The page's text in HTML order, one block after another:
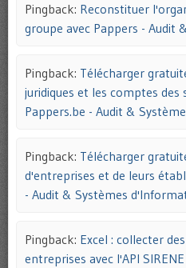
Pingback: Reconstituer
groupe avec Pappers - Audit
Pingback: Télécharger
juridiques et les comptes des
Pappers.be - Audit &
Pingback: Télécharger
d'entreprises et de leurs
- Audit & Systèmes
Pingback: Excel : collecter
entreprises avec l'API